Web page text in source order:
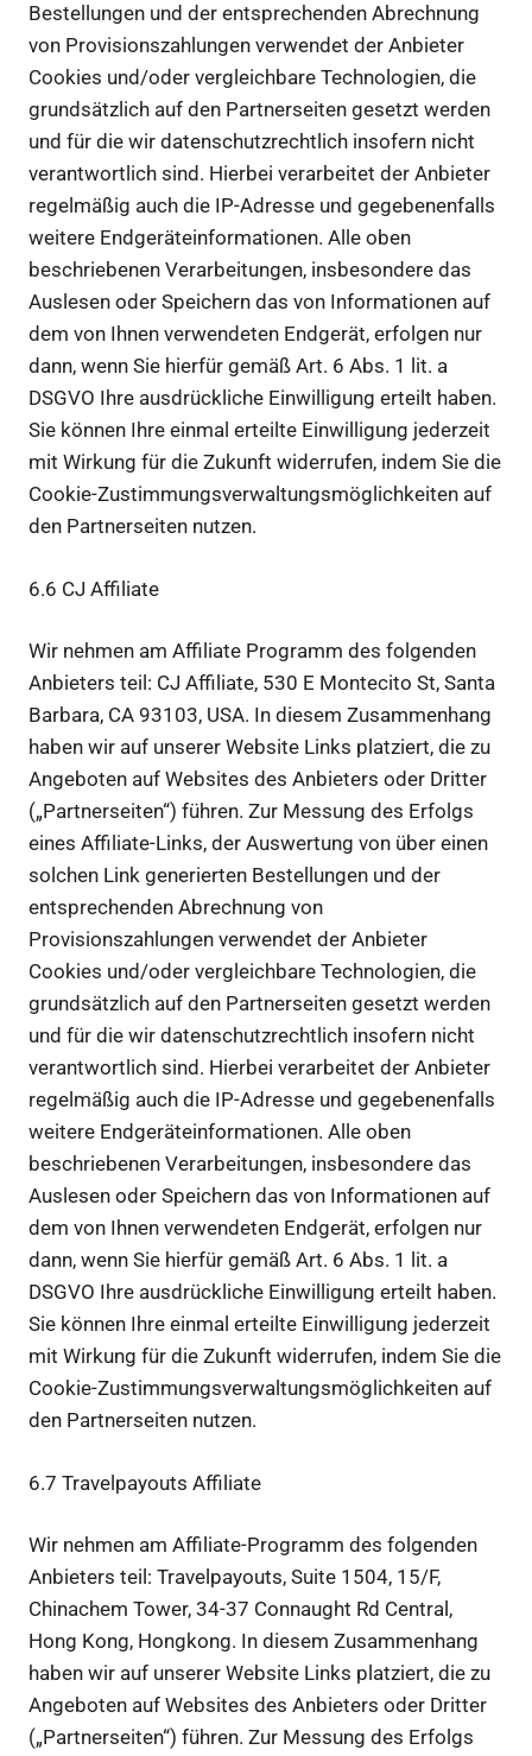
Bestellungen und der entsprechenden Abrechnung
von Provisionszahlungen verwendet der Anbieter
Cookies und/oder vergleichbare Technologien, die
grundsätzlich auf den Partnerseiten gesetzt werden
und für die wir datenschutzrechtlich insofern nicht
verantwortlich sind. Hierbei verarbeitet der Anbieter
regelmäßig auch die IP-Adresse und gegebenenfalls
weitere Endgeräteinformationen. Alle oben
beschriebenen Verarbeitungen, insbesondere das
Auslesen oder Speichern das von Informationen auf
dem von Ihnen verwendeten Endgerät, erfolgen nur
dann, wenn Sie hierfür gemäß Art. 6 Abs. 1 lit. a
DSGVO Ihre ausdrückliche Einwilligung erteilt haben.
Sie können Ihre einmal erteilte Einwilligung jederzeit
mit Wirkung für die Zukunft widerrufen, indem Sie die
Cookie-Zustimmungsverwaltungsmöglichkeiten auf
den Partnerseiten nutzen.
6.6 CJ Affiliate
Wir nehmen am Affiliate Programm des folgenden
Anbieters teil: CJ Affiliate, 530 E Montecito St, Santa
Barbara, CA 93103, USA. In diesem Zusammenhang
haben wir auf unserer Website Links platziert, die zu
Angeboten auf Websites des Anbieters oder Dritter
(„Partnerseiten“) führen. Zur Messung des Erfolgs
eines Affiliate-Links, der Auswertung von über einen
solchen Link generierten Bestellungen und der
entsprechenden Abrechnung von
Provisionszahlungen verwendet der Anbieter
Cookies und/oder vergleichbare Technologien, die
grundsätzlich auf den Partnerseiten gesetzt werden
und für die wir datenschutzrechtlich insofern nicht
verantwortlich sind. Hierbei verarbeitet der Anbieter
regelmäßig auch die IP-Adresse und gegebenenfalls
weitere Endgeräteinformationen. Alle oben
beschriebenen Verarbeitungen, insbesondere das
Auslesen oder Speichern das von Informationen auf
dem von Ihnen verwendeten Endgerät, erfolgen nur
dann, wenn Sie hierfür gemäß Art. 6 Abs. 1 lit. a
DSGVO Ihre ausdrückliche Einwilligung erteilt haben.
Sie können Ihre einmal erteilte Einwilligung jederzeit
mit Wirkung für die Zukunft widerrufen, indem Sie die
Cookie-Zustimmungsverwaltungsmöglichkeiten auf
den Partnerseiten nutzen.
6.7 Travelpayouts Affiliate
Wir nehmen am Affiliate-Programm des folgenden
Anbieters teil: Travelpayouts, Suite 1504, 15/F,
Chinachem Tower, 34-37 Connaught Rd Central,
Hong Kong, Hongkong. In diesem Zusammenhang
haben wir auf unserer Website Links platziert, die zu
Angeboten auf Websites des Anbieters oder Dritter
(„Partnerseiten“) führen. Zur Messung des Erfolgs